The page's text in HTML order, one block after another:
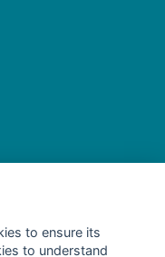
to ensure its
to understand